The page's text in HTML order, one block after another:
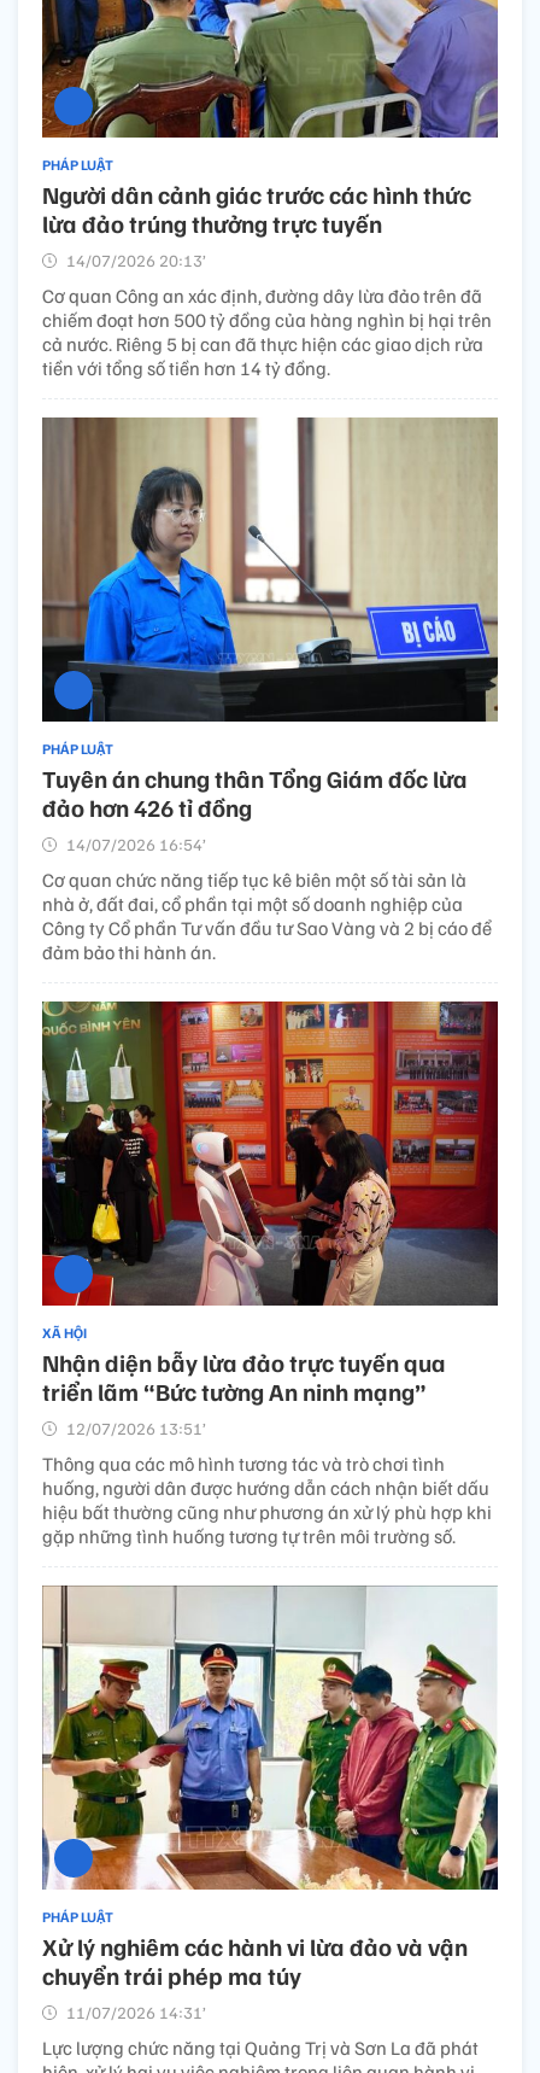
PHÁP LUẬT
Người dân cảnh giác trước các hình thức
lừa đảo trúng thưởng trực tuyến
14/07/2026 20:13’
Cơ quan Công an xác định, đường dây lừa đảo trên đã
chiếm đoạt hơn 500 tỷ đồng của hàng nghìn bị hại trên
cả nước. Riêng 5 bị can đã thực hiện các giao dịch rửa
tiền với tổng số tiền hơn 14 tỷ đồng.
PHÁP LUẬT
Tuyên án chung thân Tổng Giám đốc lừa
đảo hơn 426 tỉ đồng
14/07/2026 16:54’
Cơ quan chức năng tiếp tục kê biên một số tài sản là
nhà ở, đất đai, cổ phần tại một số doanh nghiệp của
Công ty Cổ phần Tư vấn đầu tư Sao Vàng và 2 bị cáo để
đảm bảo thi hành án.
XÃ HỘI
Nhận diện bẫy lừa đảo trực tuyến qua
triển lãm “Bức tường An ninh mạng”
12/07/2026 13:51’
Thông qua các mô hình tương tác và trò chơi tình
huống, người dân được hướng dẫn cách nhận biết dấu
hiệu bất thường cũng như phương án xử lý phù hợp khi
gặp những tình huống tương tự trên môi trường số.
PHÁP LUẬT
Xử lý nghiêm các hành vi lừa đảo và vận
chuyển trái phép ma túy
11/07/2026 14:31’
Lực lượng chức năng tại Quảng Trị và Sơn La đã phát